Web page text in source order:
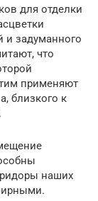
для отделки
и задуманного
что
применяют
близкого к
наших